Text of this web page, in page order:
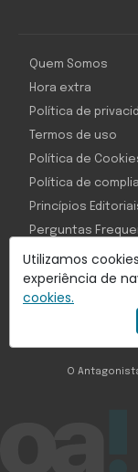
Utilizamos
experiência de
cookies.
Com inteligência e
Object1ve -
Quem Somos
Hora extra
Política de
Termos de uso
Política de
Política de
Princípios
Perguntas
O